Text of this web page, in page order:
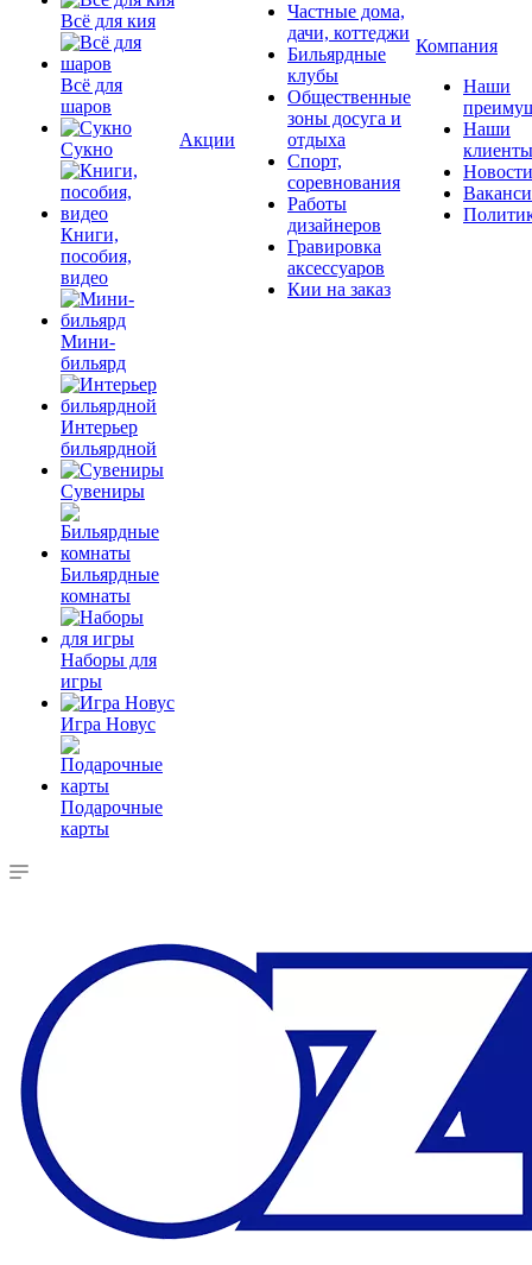
Всё для кия
Всё для
шаров
Сукно
Книги,
пособия,
видео
Мини-
бильярд
Интерьер
бильярдной
Сувениры
Бильярдные
комнаты
Наборы для
игры
Игра Новус
Подарочные
карты
Акции
Частные дома,
дачи, коттеджи
Бильярдные
клубы
Общественные
зоны досуга и
отдыха
Спорт,
соревнования
Работы
дизайнеров
Гравировка
аксессуаров
Кии на заказ
Компания
Наши
Наши
клиенты
Новости